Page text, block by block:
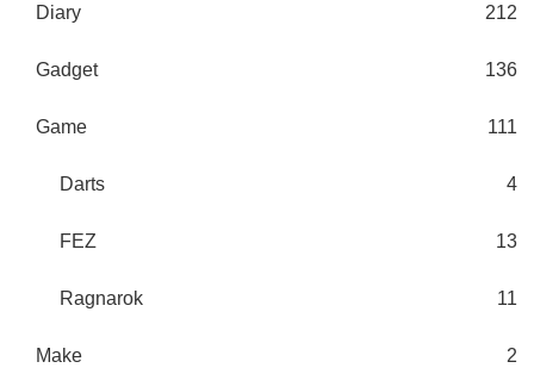
Diary 212
Gadget 136
Game 111
Darts 4
FEZ 13
Ragnarok 11
Make 2